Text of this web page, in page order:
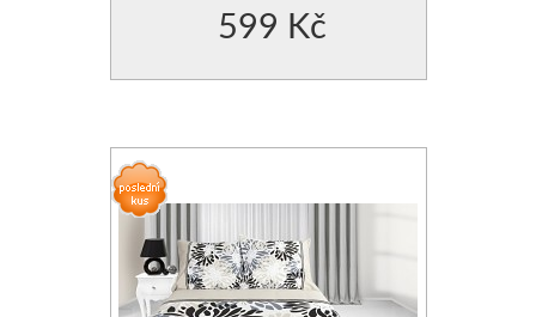
599 Kč